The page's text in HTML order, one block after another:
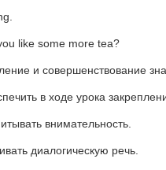
like some more tea?
и совершенствование
в ходе урока
внимательность.
диалогическую речь.